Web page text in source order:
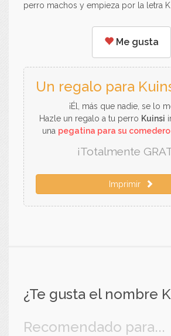
perro machos y empieza por la letra K.
Me gusta
Un regalo para
¡Él, más que nadie, se lo
Hazle un regalo a tu perro Kuinsi
una pegatina para su
¡Totalmente
Imprimir
¿Te gusta el nombre
Recomendado para...